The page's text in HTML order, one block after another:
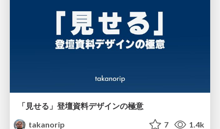
「見せる」登壇資料デザインの極意
takanorip
7 1.4k